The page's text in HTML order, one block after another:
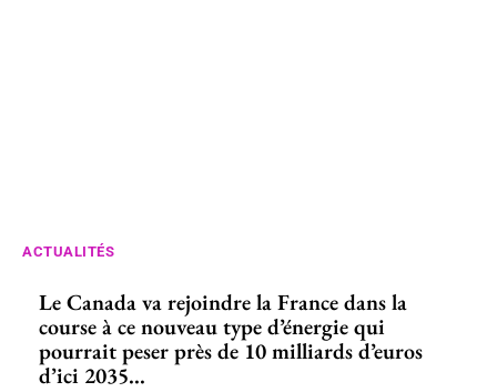
ACTUALITÉS
Le Canada va rejoindre la France dans la
course à ce nouveau type d’énergie qui
pourrait peser près de 10 milliards d’euros
d’ici 2035...